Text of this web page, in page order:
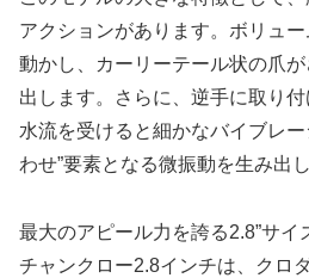
アクションがあります。ボリュ
動かし、カーリーテール状の爪
出します。さらに、逆手に取り
水流を受けると細かなバイブレ
わせ”要素となる微振動を生み出し
最大のアピール力を誇る2.8”サイ
チャンクロー2.8インチは、クロ